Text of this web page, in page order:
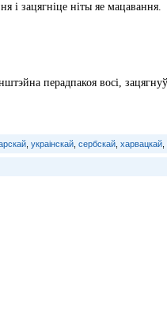
і зацягніце ніты яе мацавання.
перадпакоя восі,
, украінскай, сербскай, харвацкай,